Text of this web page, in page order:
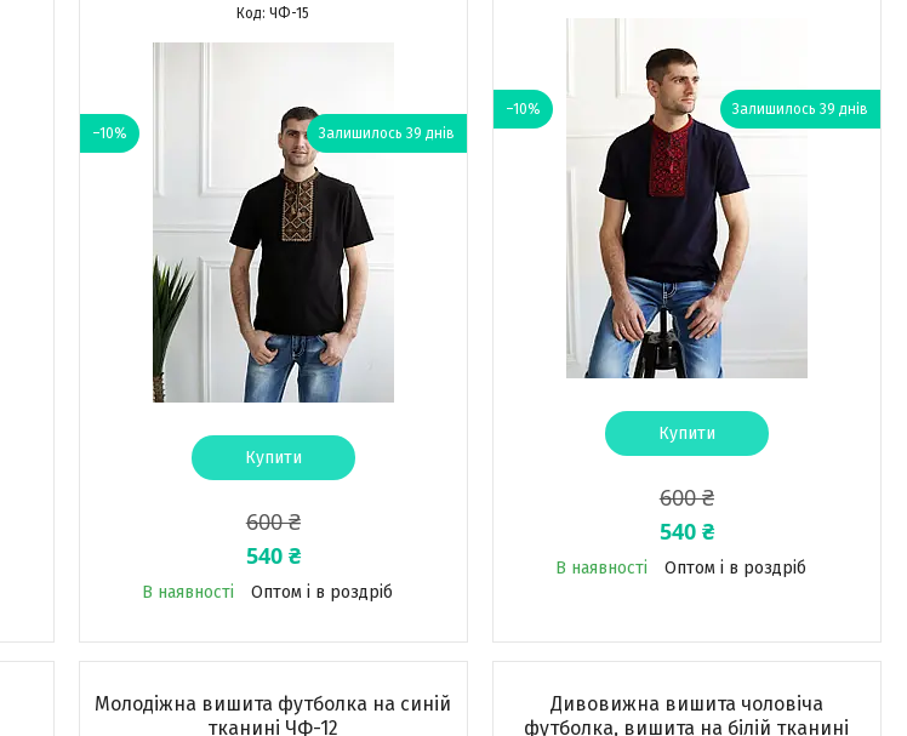
ЧФ-15
–10% Залишилось 39 днів
Купити
600 ₴
540 ₴
В наявності Оптом і в роздріб
–10% Залишилось 39 днів
Купити
600 ₴
540 ₴
В наявності Оптом і в роздріб
Молодіжна вишита футболка на синій
тканині ЧФ-12
Дивовижна вишита чоловіча
футболка, вишита на білій тканині